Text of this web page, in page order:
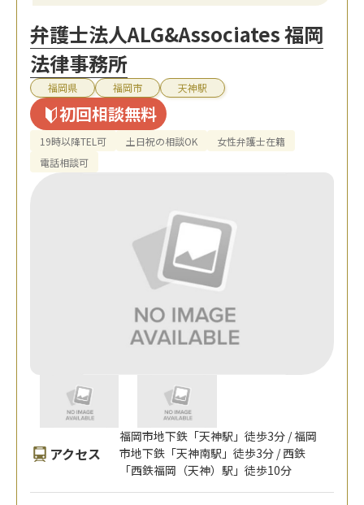
弁護士法人ALG&Associates 福岡
法律事務所
福岡県 福岡市 天神駅
初回相談無料
19時以降TEL可 土日祝の相談OK
女性弁護士在籍
電話相談可
アクセス
福岡市地下鉄「天神駅」徒歩3分 / 福岡
市地下鉄「天神南駅」徒歩3分 / 西鉄
「西鉄福岡（天神）駅」徒歩10分